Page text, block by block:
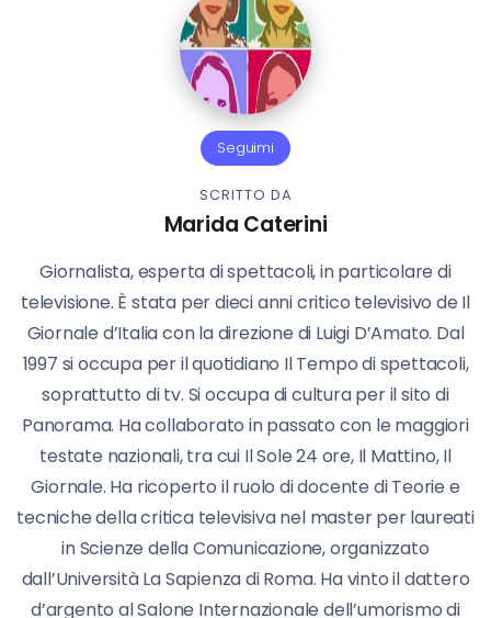
Seguimi
SCRITTO DA
Marida Caterini
Giornalista, esperta di spettacoli, in particolare di
televisione. È stata per dieci anni critico televisivo de Il
Giornale d’Italia con la direzione di Luigi D’Amato. Dal
1997 si occupa per il quotidiano Il Tempo di spettacoli,
soprattutto di tv. Si occupa di cultura per il sito di
Panorama. Ha collaborato in passato con le maggiori
testate nazionali, tra cui Il Sole 24 ore, Il Mattino, Il
Giornale. Ha ricoperto il ruolo di docente di Teorie e
tecniche della critica televisiva nel master per laureati
in Scienze della Comunicazione, organizzato
dall’Università La Sapienza di Roma. Ha vinto il dattero
d’argento al Salone Internazionale dell’umorismo di